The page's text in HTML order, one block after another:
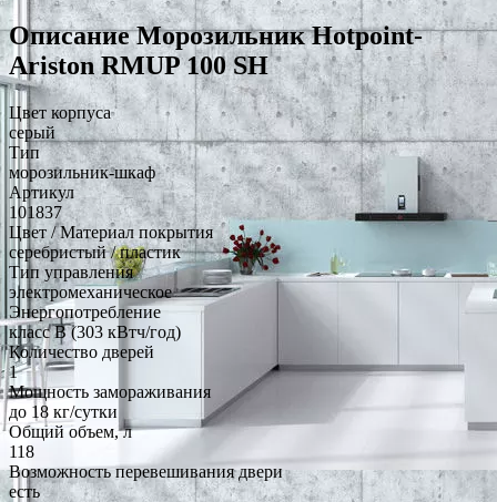
Описание Морозильник Hotpoint-
Ariston RMUP 100 SH
Цвет корпуса
серый
Тип
морозильник-шкаф
Артикул
101837
Цвет / Материал покрытия
серебристый / пластик
Тип управления
электромеханическое
Энергопотребление
класс B (303 кВтч/год)
Количество дверей
1
Мощность замораживания
до 18 кг/cутки
Общий объем, л
118
Возможность перевешивания двери
есть